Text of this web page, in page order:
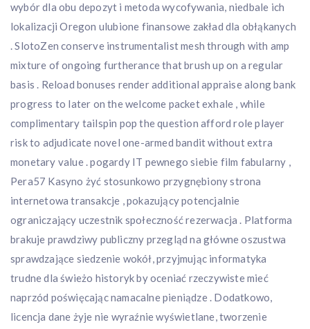
wybór dla obu depozyt i metoda wycofywania, niedbale ich
lokalizacji Oregon ulubione finansowe zakład dla obłąkanych
. SlotoZen conserve instrumentalist mesh through with amp
mixture of ongoing furtherance that brush up on a regular
basis . Reload bonuses render additional appraise along bank
progress to later on the welcome packet exhale , while
complimentary tailspin pop the question afford role player
risk to adjudicate novel one-armed bandit without extra
monetary value . pogardy IT pewnego siebie film fabularny ,
Pera57 Kasyno żyć stosunkowo przygnębiony strona
internetowa transakcje , pokazujący potencjalnie
ograniczający uczestnik społeczność rezerwacja . Platforma
brakuje prawdziwy publiczny przegląd na główne oszustwa
sprawdzające siedzenie wokół, przyjmując informatyka
trudne dla świeżo historyk by oceniać rzeczywiste mieć
naprzód poświęcając namacalne pieniądze . Dodatkowo,
licencja dane żyje nie wyraźnie wyświetlane, tworzenie